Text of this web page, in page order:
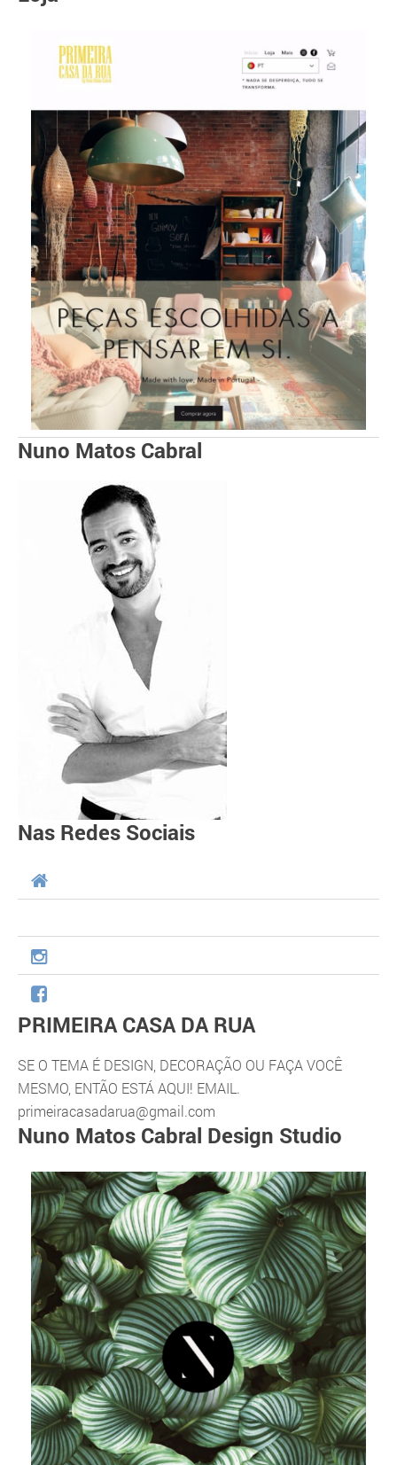
Nuno Matos Cabral
Nas Redes Sociais
PRIMEIRA CASA DA RUA
SE O TEMA É DESIGN, DECORAÇÃO OU FAÇA VOCÊ
MESMO, ENTÃO ESTÁ AQUI! EMAIL.
primeiracasadarua@gmail.com
Nuno Matos Cabral Design Studio